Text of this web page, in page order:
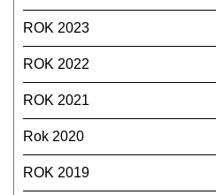
ROK 2023
ROK 2022
ROK 2021
Rok 2020
ROK 2019